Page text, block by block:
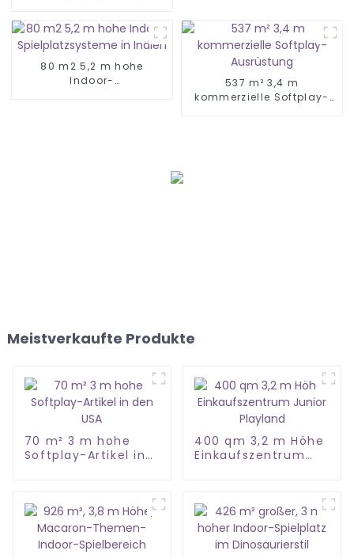
von kommerziellen indoor
80 m2 5,2 m hohe
Indoor-
537 m² 3,4 m
kommerzielle Softplay-
Meistverkaufte Produkte
70 m² 3 m hohe
Softplay-Artikel in
400 qm 3,2 m Höhe
Einkaufszentrum